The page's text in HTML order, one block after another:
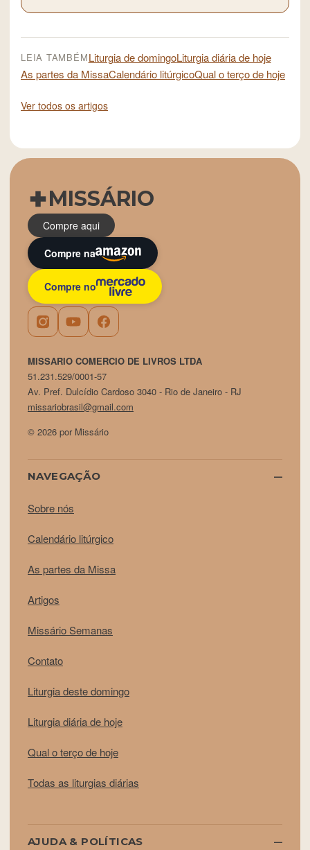
LEIA TAMBÉMLiturgia de domingoLiturgia diária de hoje
As partes da MissaCalendário litúrgicoQual o terço de hoje
Ver todos os artigos
MISSÁRIO
Compre aqui
Compre na
Compre no
MISSARIO COMERCIO DE LIVROS LTDA
51.231.529/0001-57
Av. Pref. Dulcídio Cardoso 3040 - Rio de Janeiro - RJ
missariobrasil@gmail.com
© 2026 por Missário
NAVEGAÇÃO
Sobre nós
Calendário litúrgico
As partes da Missa
Artigos
Missário Semanas
Contato
Liturgia deste domingo
Liturgia diária de hoje
Qual o terço de hoje
Todas as liturgias diárias
AJUDA & POLÍTICAS